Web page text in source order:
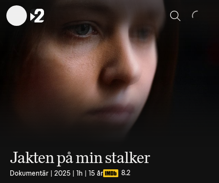
Sök
Jakten på min stalker
Dokumentär | 2025 | 1h | 15 år 8.2